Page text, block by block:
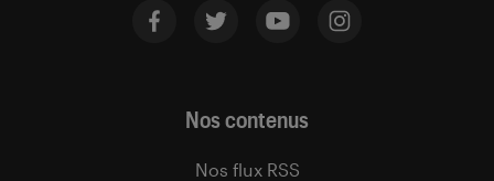
Nos contenus
Nos flux RSS